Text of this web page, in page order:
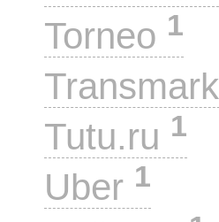
Torneo 1
Transmark
Tutu.ru 1
Uber 1